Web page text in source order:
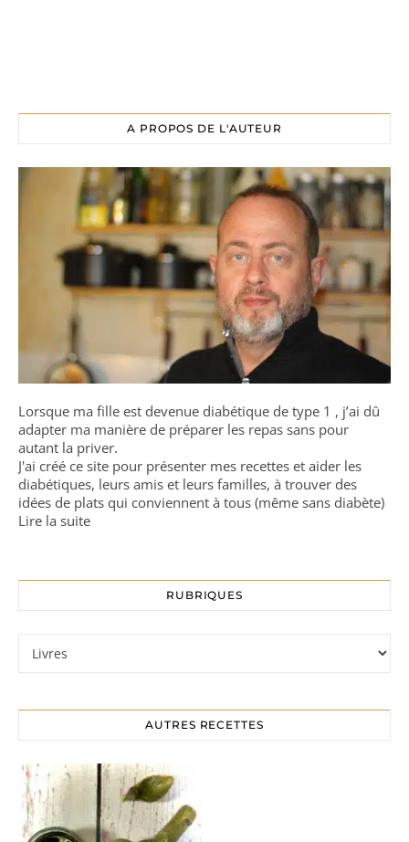
A PROPOS DE L'AUTEUR
Lorsque ma fille est devenue diabétique de type 1 , j’ai dû
adapter ma manière de préparer les repas sans pour
autant la priver.
J'ai créé ce site pour présenter mes recettes et aider les
diabétiques, leurs amis et leurs familles, à trouver des
idées de plats qui conviennent à tous (même sans diabète)
Lire la suite
RUBRIQUES
AUTRES RECETTES